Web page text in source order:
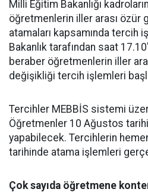
Milli Eğitim Bakanlığı
öğretmenlerin iller arası özür
atamaları kapsamında tercih
Bakanlık tarafından saat
beraber öğretmenlerin iller
değişikliği tercih işlemleri
Tercihler MEBBİS sistemi
Öğretmenler 10 Ağustos
yapabilecek. Tercihlerin
tarihinde atama işlemleri
Çok sayıda öğretmene